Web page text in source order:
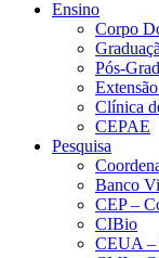
Ensino
Corpo
Pós-
Clínica
CEPAE
Pesquisa
Banco
CEP –
CIBio
CEUA –